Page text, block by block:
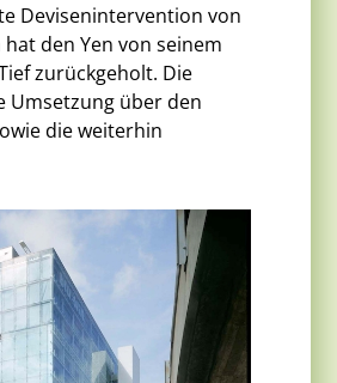
Devisenintervention von
hat den Yen von seinem
zurückgeholt. Die
Umsetzung über den
die weiterhin